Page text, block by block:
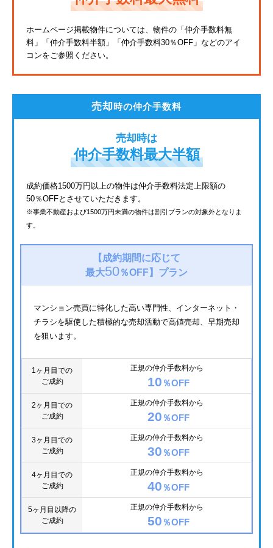
東武東上線
JR鶴見線
京成金町線
ホームページ掲載物件については、物件の「仲介手数料無
料」
「仲介手数料半額」「仲介手数料30％OFF」などのアイ
コンをご参照ください。
売却時の仲介手数料
売却時は
仲介手数料最大半額
成約価格1500万円以上の物件は仲介手数料法定上限額の
50％OFFとさせていただきます。
※事業不動産および1500万円未満の物件は割引プランの対象外となりま
す。
【成約期間に応じて
最大50％OFF】 プラン
マンション売買に特化した高い専門性、インターネット・
チラシを駆使した積極的な売却活動で高値売却、早期売却
を狙います。
1ヶ月目での
ご成約
正規の仲介手数料から
10 ％OFF
2ヶ月目での
ご成約
正規の仲介手数料から
20 ％OFF
3ヶ月目での
ご成約
正規の仲介手数料から
30 ％OFF
4ヶ月目での
ご成約
正規の仲介手数料から
40 ％OFF
5ヶ月目以降の
ご成約
正規の仲介手数料から
50 ％OFF